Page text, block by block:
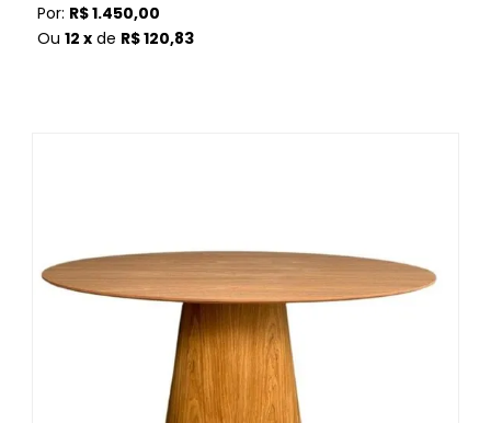
Por: R$ 1.450,00
Ou 12 x de R$ 120,83